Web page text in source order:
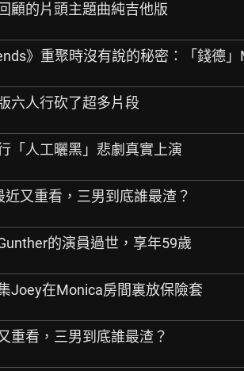
顧的片頭主題曲純吉他版
》重聚時沒有說的秘密： 「錢德
六人行砍了超多片段
「人工曬黑」悲劇真實上演
近又重看，三男到底誰最渣？
的演員過世，享年59歲
Joey在Monica房間裏放保險套
重看，三男到底誰最渣？